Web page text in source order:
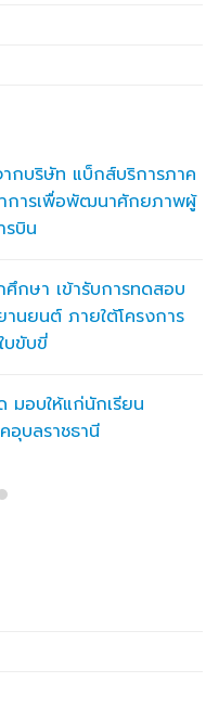
กบริษัท แบ็กส์บริการภาค
การเพื่อพัฒนาศักยภาพผู้
รบิน
กษา เข้ารับการทดสอบ
นยนต์ ภายใต้โครงการ
บขับขี่
มอบให้แก่นักเรียน
อุบลราชธานี